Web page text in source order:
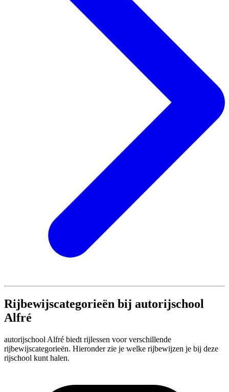
Rijbewijscategorieën bij autorijschool
Alfré
autorijschool Alfré biedt rijlessen voor verschillende
rijbewijscategorieën. Hieronder zie je welke rijbewijzen je bij deze
rijschool kunt halen.